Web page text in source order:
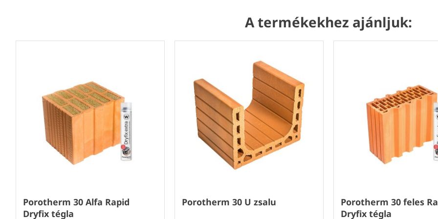
A termékekhez ajánljuk:
Porotherm 30 Alfa Rapid
Dryfix tégla
Porotherm 30 U zsalu
Porotherm 30 feles
Dryfix tégla